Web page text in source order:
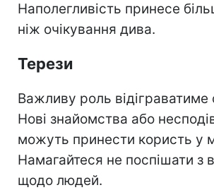
Наполегливість принесе
ніж очікування дива.
Терези
Важливу роль відіграватиме
Нові знайомства або
можуть принести користь у
Намагайтеся не поспішати з
щодо людей.